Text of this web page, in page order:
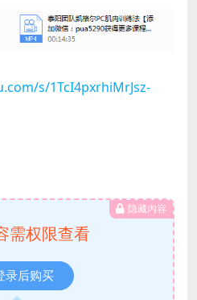
s/1TcI4pxrhiMrJsz-
隐藏内容
需权限查看
录后购买